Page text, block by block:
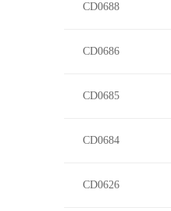
CD0688
CD0686
CD0685
CD0684
CD0626